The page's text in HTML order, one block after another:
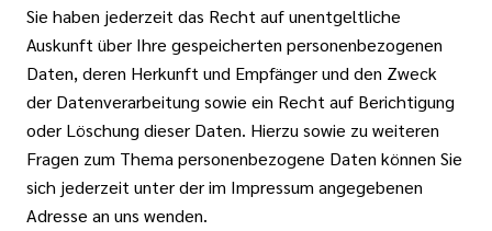
Sie haben jederzeit das Recht auf unentgeltliche
Auskunft über Ihre gespeicherten personenbezogenen
Daten, deren Herkunft und Empfänger und den Zweck
der Datenverarbeitung sowie ein Recht auf Berichtigung
oder Löschung dieser Daten. Hierzu sowie zu weiteren
Fragen zum Thema personenbezogene Daten können Sie
sich jederzeit unter der im Impressum angegebenen
Adresse an uns wenden.